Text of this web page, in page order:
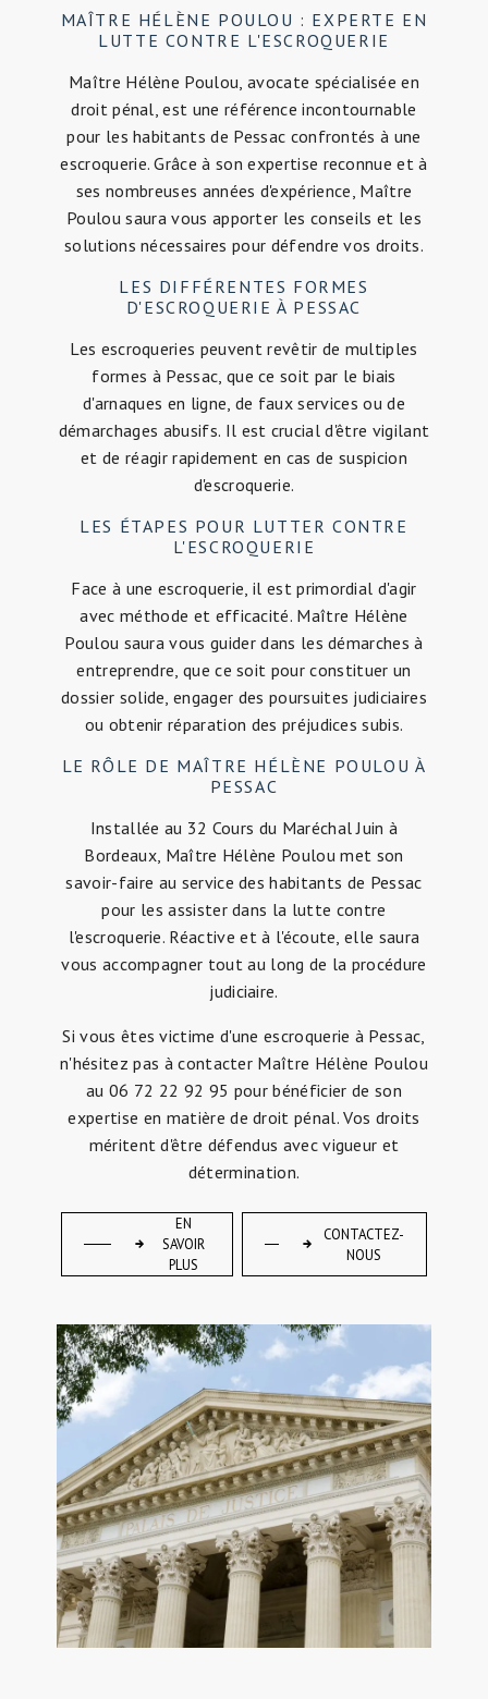
MAÎTRE HÉLÈNE POULOU : EXPERTE EN
LUTTE CONTRE L'ESCROQUERIE
Maître Hélène Poulou, avocate spécialisée en
droit pénal, est une référence incontournable
pour les habitants de Pessac confrontés à une
escroquerie. Grâce à son expertise reconnue et à
ses nombreuses années d'expérience, Maître
Poulou saura vous apporter les conseils et les
solutions nécessaires pour défendre vos droits.
LES DIFFÉRENTES FORMES
D'ESCROQUERIE À PESSAC
Les escroqueries peuvent revêtir de multiples
formes à Pessac, que ce soit par le biais
d'arnaques en ligne, de faux services ou de
démarchages abusifs. Il est crucial d'être vigilant
et de réagir rapidement en cas de suspicion
d'escroquerie.
LES ÉTAPES POUR LUTTER CONTRE
L'ESCROQUERIE
Face à une escroquerie, il est primordial d'agir
avec méthode et efficacité. Maître Hélène
Poulou saura vous guider dans les démarches à
entreprendre, que ce soit pour constituer un
dossier solide, engager des poursuites judiciaires
ou obtenir réparation des préjudices subis.
LE RÔLE DE MAÎTRE HÉLÈNE POULOU À
PESSAC
Installée au 32 Cours du Maréchal Juin à
Bordeaux, Maître Hélène Poulou met son
savoir-faire au service des habitants de Pessac
pour les assister dans la lutte contre
l'escroquerie. Réactive et à l'écoute, elle saura
vous accompagner tout au long de la procédure
judiciaire.
Si vous êtes victime d'une escroquerie à Pessac,
n'hésitez pas à contacter Maître Hélène Poulou
au 06 72 22 92 95 pour bénéficier de son
expertise en matière de droit pénal. Vos droits
méritent d'être défendus avec vigueur et
détermination.
EN
SAVOIR
PLUS
CONTACTEZ-
NOUS